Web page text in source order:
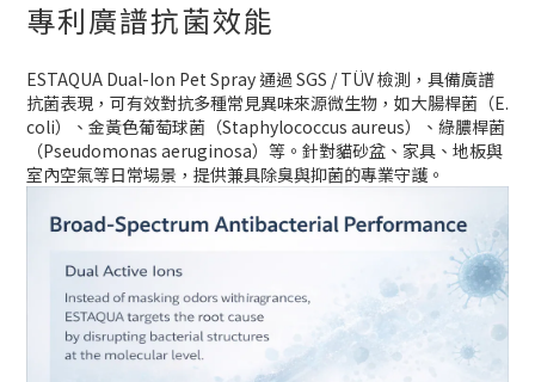
專利廣譜抗菌效能
ESTAQUA Dual-Ion Pet Spray 通過 SGS / TÜV 檢測，具備廣譜
抗菌表現，可有效對抗多種常見異味來源微生物，如大腸桿菌（E.
coli）、金黃色葡萄球菌（Staphylococcus aureus）、綠膿桿菌
（Pseudomonas aeruginosa）等。針對貓砂盆、家具、地板與
室內空氣等日常場景，提供兼具除臭與抑菌的專業守護。